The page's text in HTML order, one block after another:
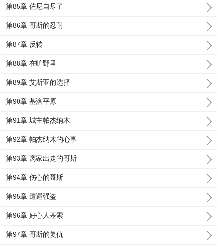
第85章 佐尼自尽了
第86章 哥斯的忍耐
第87章 反转
第88章 在旷野里
第89章 艾斯亚的选择
第90章 基洛平原
第91章 城主帕杰纳木
第92章 帕杰纳木的心事
第93章 离家出走的哥斯
第94章 伤心的哥斯
第95章 遭遇强盗
第96章 好心人基索
第97章 哥斯的复仇